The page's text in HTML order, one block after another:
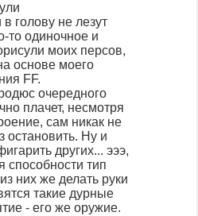
голову не лезут
то одиночное и
моих персов,
основе моего
FF.
очередного
плачет, несмотря
сам никак не
остановить. Ну и
других... эээ,
способности тип
них же делать руки
такие дурные
- его же оружие.